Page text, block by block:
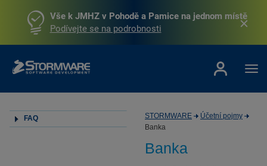
Vše k JMHZ v Pohodě a Pamice na jednom místě
Podívejte se na podrobnosti
FAQ STORMWARE
Účetní pojmy
Banka
Banka